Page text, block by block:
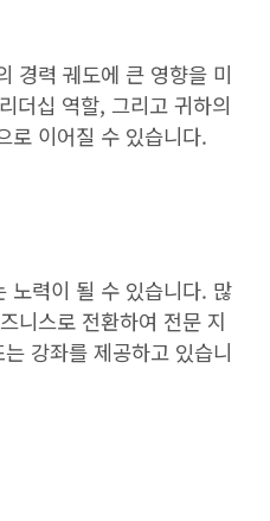
경력 궤도에 큰 영향을 미
더십 역할, 그리고 귀하의
로 이어질 수 있습니다.
노력이 될 수 있습니다. 많
니스로 전환하여 전문 지
강좌를 제공하고 있습니